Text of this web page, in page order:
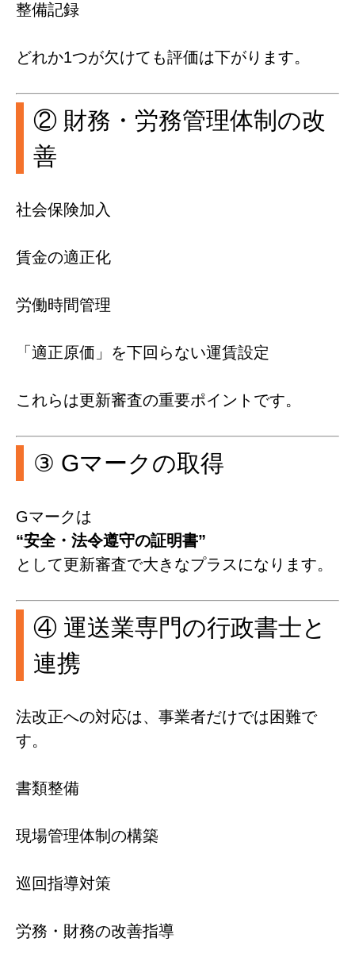
整備記録
どれか1つが欠けても評価は下がります。
② 財務・労務管理体制の改
善
社会保険加入
賃金の適正化
労働時間管理
「適正原価」を下回らない運賃設定
これらは更新審査の重要ポイントです。
③ Gマークの取得
Gマークは
“安全・法令遵守の証明書”
として更新審査で大きなプラスになります。
④ 運送業専門の行政書士と
連携
法改正への対応は、事業者だけでは困難で
す。
書類整備
現場管理体制の構築
巡回指導対策
労務・財務の改善指導